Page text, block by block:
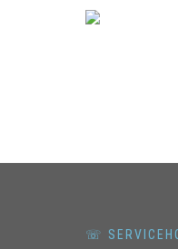
☏